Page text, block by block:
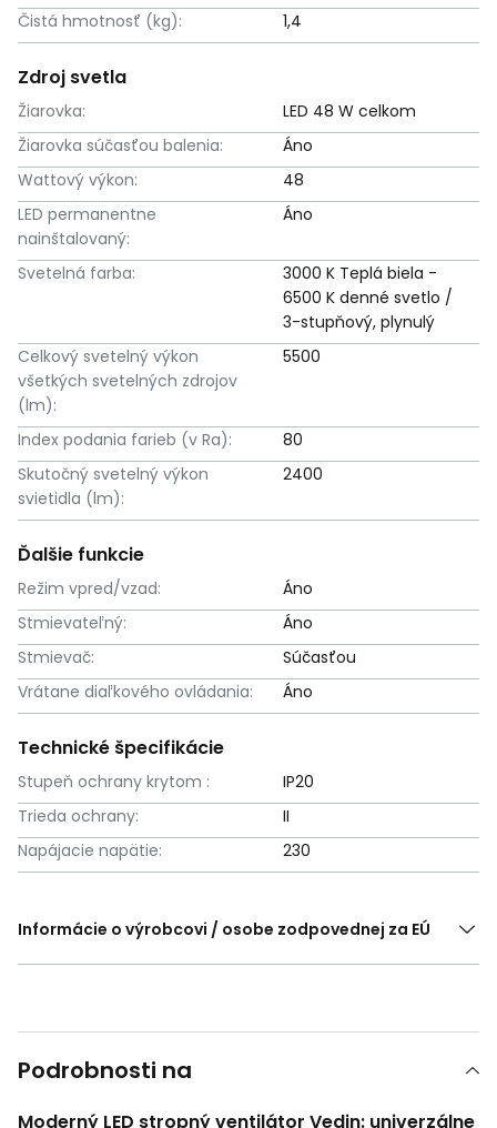
Čistá hmotnosť (kg):
1,4
Zdroj svetla
Žiarovka:
LED 48 W celkom
Žiarovka súčasťou balenia:
Áno
Wattový výkon:
48
LED permanentne
nainštalovaný:
Áno
Svetelná farba:
3000 K Teplá biela -
6500 K denné svetlo /
3-stupňový, plynulý
Celkový svetelný výkon
všetkých svetelných zdrojov
(lm):
5500
Index podania farieb (v Ra):
80
Skutočný svetelný výkon
svietidla (lm):
2400
Ďalšie funkcie
Režim vpred/vzad:
Áno
Stmievateľný:
Áno
Stmievač:
Súčasťou
Vrátane diaľkového ovládania:
Áno
Technické špecifikácie
Stupeň ochrany krytom :
IP20
Trieda ochrany:
II
Napájacie napätie:
230
Informácie o výrobcovi / osobe zodpovednej za EÚ
Podrobnosti na
Moderný LED stropný ventilátor Vedin: univerzálne